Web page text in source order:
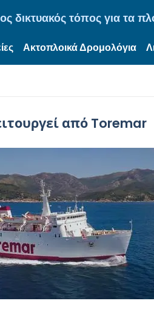
δικτυακός τόπος για τα
Ακτοπλοικά Δρομολόγια
από Toremar